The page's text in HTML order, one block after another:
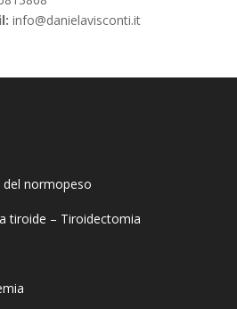
info@danielavisconti.it
del normopeso
tiroide – Tiroidectomia